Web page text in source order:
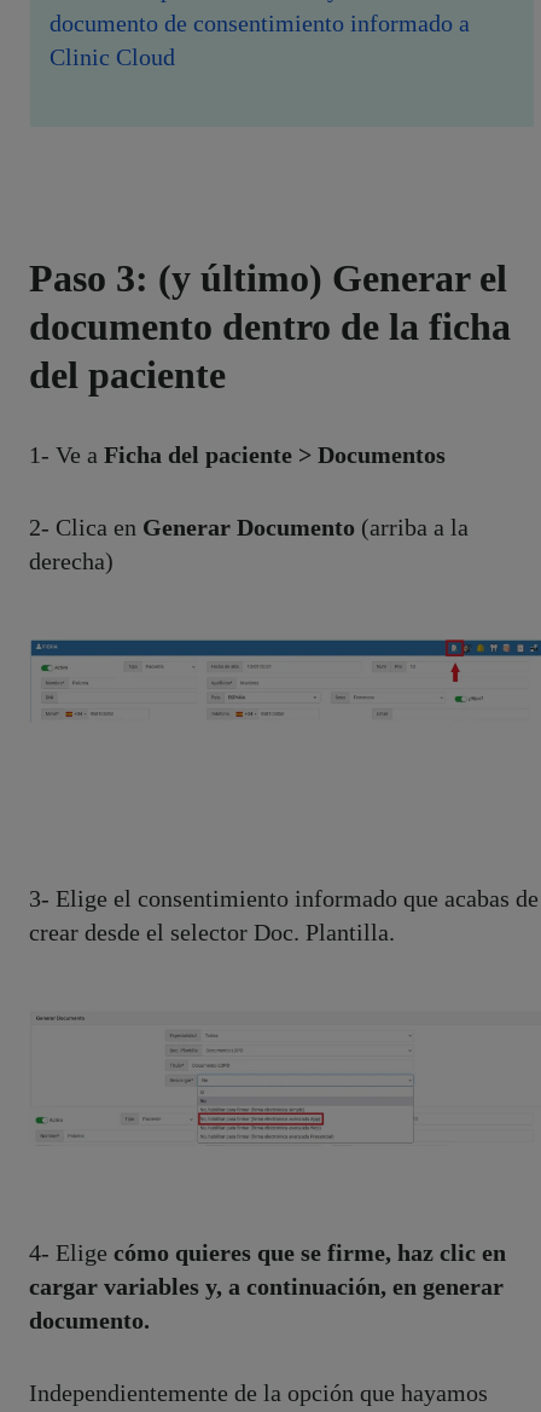
documento de consentimiento informado a
Clinic Cloud
Paso 3: (y último) Generar el
documento dentro de la ficha
del paciente
1- Ve a Ficha del paciente > Documentos
2- Clica en Generar Documento (arriba a la
derecha)
3- Elige el consentimiento informado que acabas de
crear desde el selector Doc. Plantilla.
4- Elige cómo quieres que se firme, haz clic en
cargar variables y, a continuación, en generar
documento.
Independientemente de la opción que hayamos